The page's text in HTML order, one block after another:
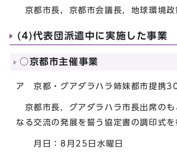
京都市長，京都市会議長，地球環境
(4)代表団派遣中に実施した事業
○京都市主催事業
ア 京都・グアダラハラ姉妹都市提携
京都市長，グアダラハラ市長出席の
なる交流の発展を誓う協定書の調印式を
月日：8月25日水曜日